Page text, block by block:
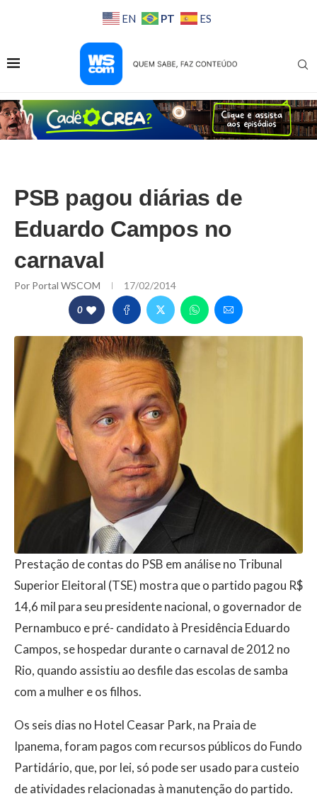
EN PT ES
PSB pagou diárias de
Eduardo Campos no
carnaval
Por Portal WSCOM 17/02/2014
0
Prestação de contas do PSB em análise no Tribunal
Superior Eleitoral (TSE) mostra que o partido pagou R$
14,6 mil para seu presidente nacional, o governador de
Pernambuco e pré- candidato à Presidência Eduardo
Campos, se hospedar durante o carnaval de 2012 no
Rio, quando assistiu ao desfile das escolas de samba
com a mulher e os filhos.
Os seis dias no Hotel Ceasar Park, na Praia de
Ipanema, foram pagos com recursos públicos do Fundo
Partidário, que, por lei, só pode ser usado para custeio
de atividades relacionadas à manutenção do partido.